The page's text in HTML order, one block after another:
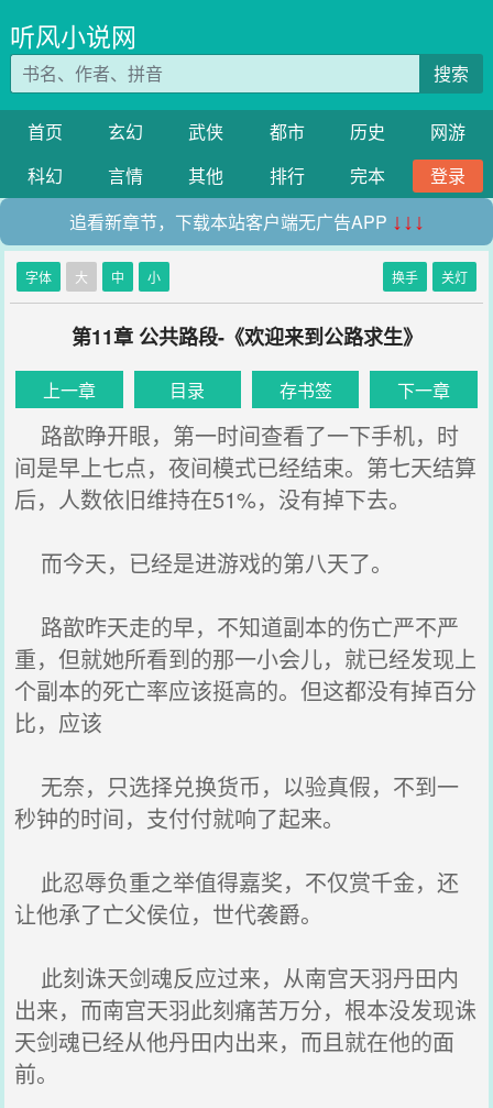
听风小说网
搜索
首页 玄幻 武侠 都市 历史
网游
科幻
言情 其他 排行 完本
登录
追看新章节，下载本站客户端无广告APP ↓↓↓
字体 大 中 小 换手 关灯
第11章 公共路段-《欢迎来到公路求生》
上一章 目录 存书签 下一章
路歆睁开眼，第一时间查看了一下手机，时
间是早上七点，夜间模式已经结束。第七天结算
后，人数依旧维持在51%，没有掉下去。
而今天，已经是进游戏的第八天了。
路歆昨天走的早，不知道副本的伤亡严不严
重，但就她所看到的那一小会儿，就已经发现上
个副本的死亡率应该挺高的。但这都没有掉百分
比，应该
无奈，只选择兑换货币，以验真假，不到一
秒钟的时间，支付付就响了起来。
此忍辱负重之举值得嘉奖，不仅赏千金，还
让他承了亡父侯位，世代袭爵。
此刻诛天剑魂反应过来，从南宫天羽丹田内
出来，而南宫天羽此刻痛苦万分，根本没发现诛
天剑魂已经从他丹田内出来，而且就在他的面
前。